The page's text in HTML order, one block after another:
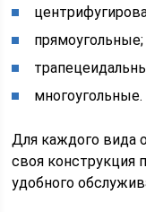
прямоугольные;
многоугольные.
Для каждого вида
своя конструкция
удобного